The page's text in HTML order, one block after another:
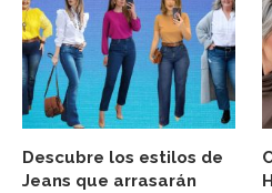
Descubre los estilos de
Jeans que arrasarán